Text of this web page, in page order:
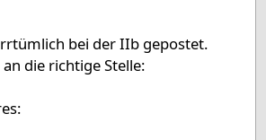
bei der IIb gepostet.
die richtige Stelle: